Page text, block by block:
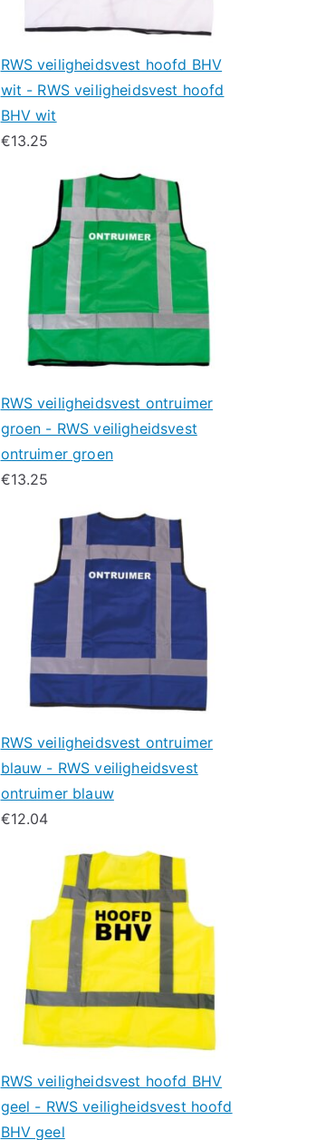
RWS veiligheidsvest hoofd BHV
wit - RWS veiligheidsvest hoofd
BHV wit
€13.25
RWS veiligheidsvest ontruimer
groen - RWS veiligheidsvest
ontruimer groen
€13.25
RWS veiligheidsvest ontruimer
blauw - RWS veiligheidsvest
ontruimer blauw
€12.04
RWS veiligheidsvest hoofd BHV
geel - RWS veiligheidsvest hoofd
BHV geel